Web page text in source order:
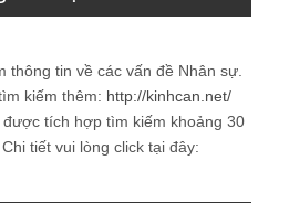
thông tin về các vấn đề Nhân sự.
kiếm thêm: http://kinhcan.net/
tích hợp tìm kiếm khoảng 30
tiết vui lòng click tại đây: